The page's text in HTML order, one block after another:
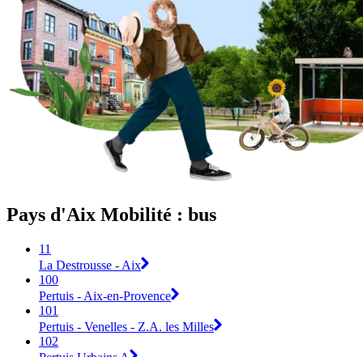
Pays d'Aix Mobilité : bus
11
La Destrousse - Aix
100
Pertuis - Aix-en-Provence
101
Pertuis - Venelles - Z.A. les Milles
102